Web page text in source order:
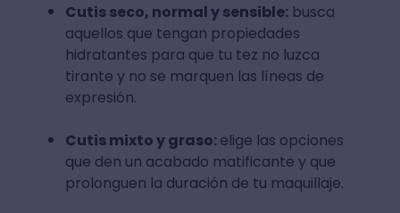
Cutis seco, normal y sensible:busca
aquellos que tengan propiedades
hidratantes para que tu tez no luzca
tirante y no se marquen las líneas de
expresión.
Cutis mixto y graso:elige las opciones
que den un acabado matificante y que
prolonguen la duración de tu maquillaje.